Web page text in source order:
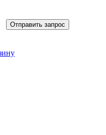
Отправить запрос